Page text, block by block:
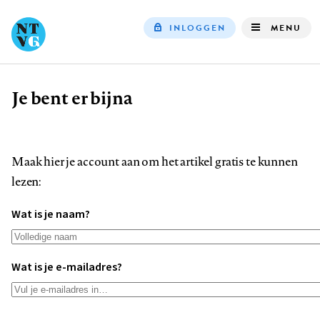
INLOGGEN MENU
Kruimelpad
Je bent er bijna
Maak hier je account aan om het artikel gratis te kunnen
lezen:
Wat is je naam?
Wat is je e-mailadres?